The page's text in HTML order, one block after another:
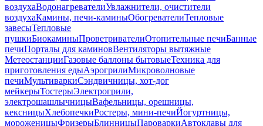
воздухаВодонагревателиУвлажнители, очистители
воздухаКамины, печи-каминыОбогревателиТепловые
завесыТепловые
пушкиБиокаминыПроветривателиОтопительные печиБанные
печиПорталы для каминовВентиляторы вытяжные
МетеостанцииГазовые баллоны бытовыеТехника для
приготовления едыАэрогрилиМикроволновые
печиМультиваркиСэндвичницы, хот-дог
мейкерыТостерыЭлектрогрили,
электрошашлычницыВафельницы, орешницы,
кексницыХлебопечкиРостеры, мини-печиЙогуртницы,
мороженицыФризерыБлинницыПароваркиАвтоклавы для